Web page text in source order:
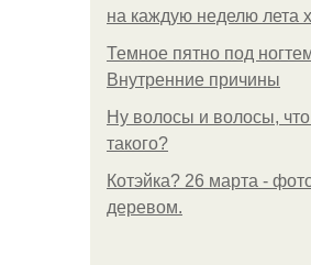
на каждую неделю лета
Темное пятно под
Внутренние причины
Ну волосы и волосы,
такого?
Котэйка? 26 марта -
деревом.